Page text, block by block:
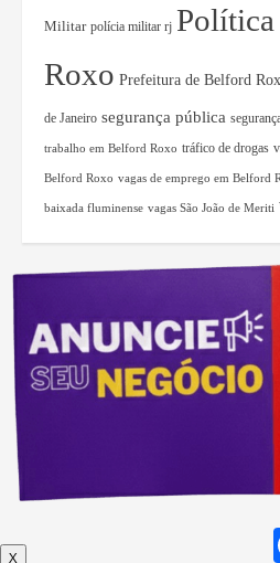
Militar polícia militar rj
Roxo Prefeitura de Belford
de Janeiro segurança pública
trabalho em Belford Roxo tráfico de drogas
Belford Roxo vagas de emprego em Belford
baixada fluminense vagas São João de Meriti
X